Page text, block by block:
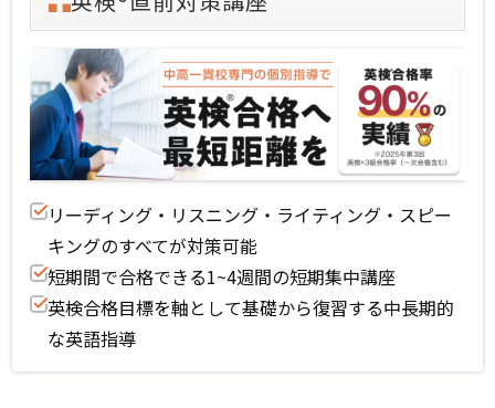
リーディング・リスニング・ライティング・スピー
キングのすべてが対策可能
短期間で合格できる1~4週間の短期集中講座
英検合格目標を軸として基礎から復習する中長期的
な英語指導